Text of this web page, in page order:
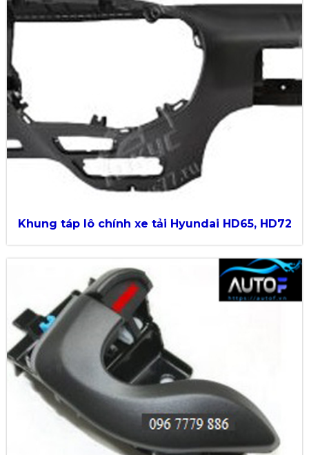
Khung táp lô chính xe tải Hyundai HD65, HD72